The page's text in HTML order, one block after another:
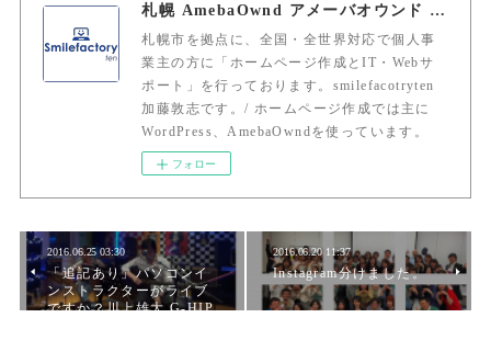
札幌 AmebaOwnd アメーバオウンド 加藤敦志
札幌市を拠点に、全国・全世界対応で個人事
業主の方に「ホームページ作成とIT・Webサ
ポート」を行っております。smilefacotryten
加藤敦志です。/ ホームページ作成では主に
WordPress、AmebaOwndを使っています。
フォロー
2016.06.25 03:30
「追記あり」パソコンイ
ンストラクターがライブ
ですか？川上雄大 G-HIP
2016.06.20 11:37
Instagram分けました。